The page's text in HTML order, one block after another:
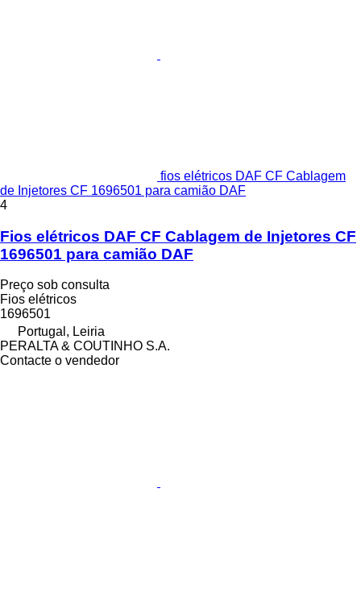
fios elétricos DAF CF Cablagem
de Injetores CF 1696501 para camião DAF
4
Fios elétricos DAF CF Cablagem de Injetores CF
1696501 para camião DAF
Preço sob consulta
Fios elétricos
1696501
Portugal, Leiria
PERALTA & COUTINHO S.A.
Contacte o vendedor